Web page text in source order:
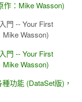
工具 (.NET Core 6
入TextBox，每寫完
有UI畫面的後端程